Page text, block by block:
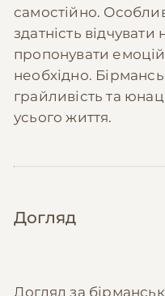
самостійно.
здатність
пропонувати
необхідно.
грайливість та
усього життя.
Догляд
Догляд за